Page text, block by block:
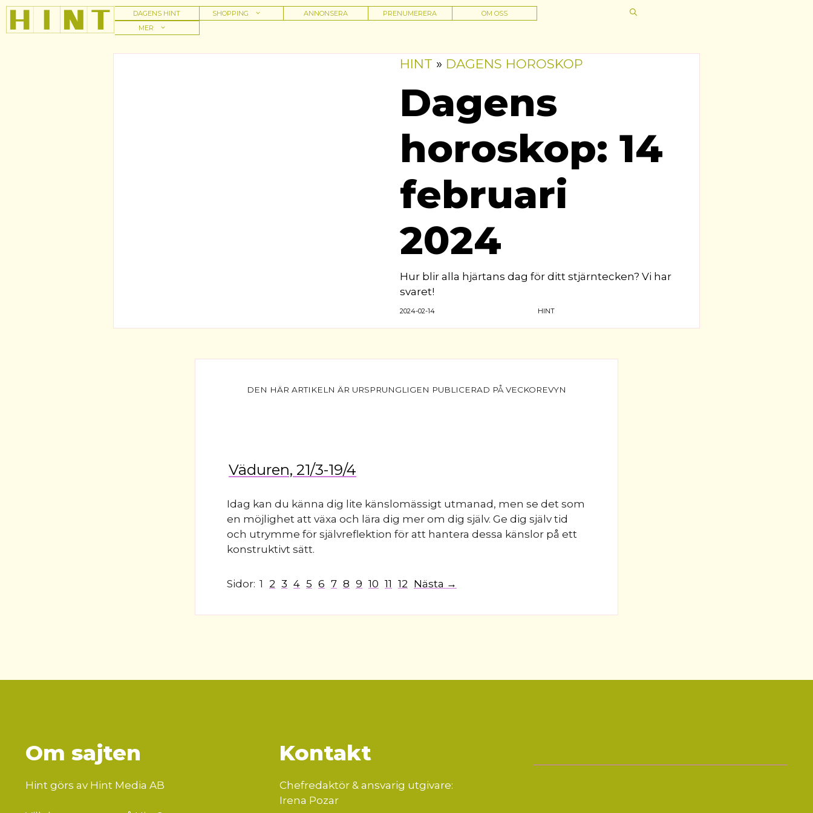
Hoppa
innehåll
DAGENS HINT SHOPPING ANNONSERA PRENUMERERA
OM OSS
MER
HINT » DAGENS HOROSKOP
Dagens
horoskop: 14
februari
2024
Hur blir alla hjärtans dag för ditt stjärntecken? Vi har
svaret!
2024-02-14 HINT
Väduren, 21/3-19/4
Idag kan du känna dig lite känslomässigt utmanad, men se det som
en möjlighet att växa och lära dig mer om dig själv. Ge dig själv tid
och utrymme för självreflektion för att hantera dessa känslor på ett
konstruktivt sätt.
Sidor: 1 2 3 4 5 6 7 8 9 10 11 12 Nästa →
Om sajten
Hint görs av Hint Media AB
Kontakt
Chefredaktör & ansvarig utgivare:
Irena Pozar